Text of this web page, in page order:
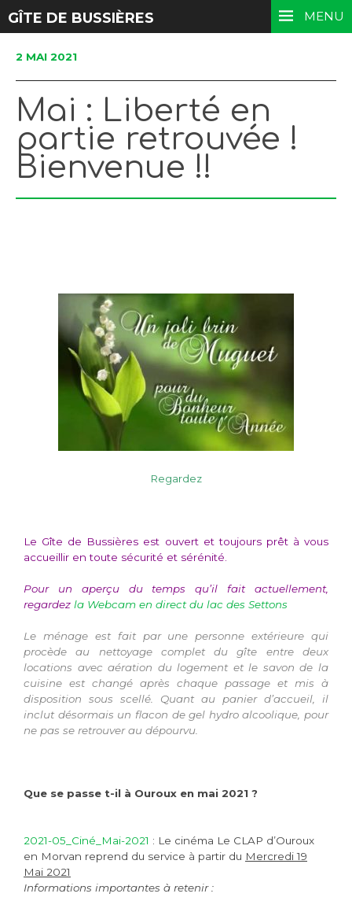
MENU
GÎTE DE BUSSIÈRES
2 MAI 2021
Mai : Liberté en
partie retrouvée !
Bienvenue !!
Regardez
Le Gîte de Bussières est ouvert et toujours prêt à vous
accueillir en toute sécurité et sérénité.
Pour un aperçu du temps qu’il fait actuellement,
regardez la Webcam en direct du lac des Settons
Le ménage est fait par une personne extérieure qui
procède au nettoyage complet du gîte entre deux
locations avec aération du logement et le savon de la
cuisine est changé après chaque passage et mis à
disposition sous scellé. Quant au panier d’accueil, il
inclut désormais un flacon de gel hydro alcoolique, pour
ne pas se retrouver au dépourvu.
Que se passe t-il à Ouroux en mai 2021 ?
2021-05_Ciné_Mai-2021 : Le cinéma Le CLAP d’Ouroux
en Morvan reprend du service à partir du Mercredi 19
Mai 2021
Informations importantes à retenir :